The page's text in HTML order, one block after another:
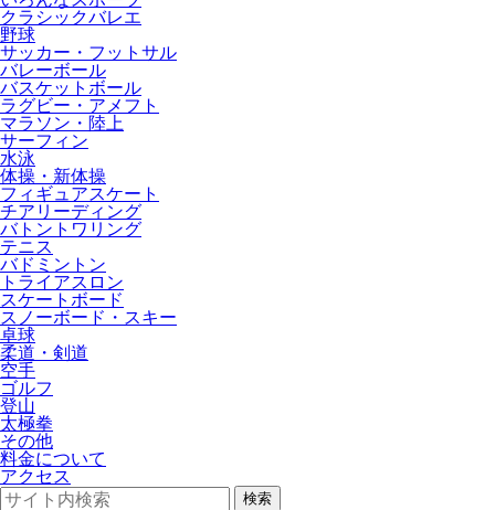
クラシックバレエ
野球
サッカー・フットサル
バレーボール
バスケットボール
ラグビー・アメフト
マラソン・陸上
サーフィン
水泳
体操・新体操
フィギュアスケート
チアリーディング
バトントワリング
テニス
バドミントン
トライアスロン
スケートボード
スノーボード・スキー
卓球
柔道・剣道
空手
ゴルフ
登山
太極拳
その他
料金について
アクセス
検索